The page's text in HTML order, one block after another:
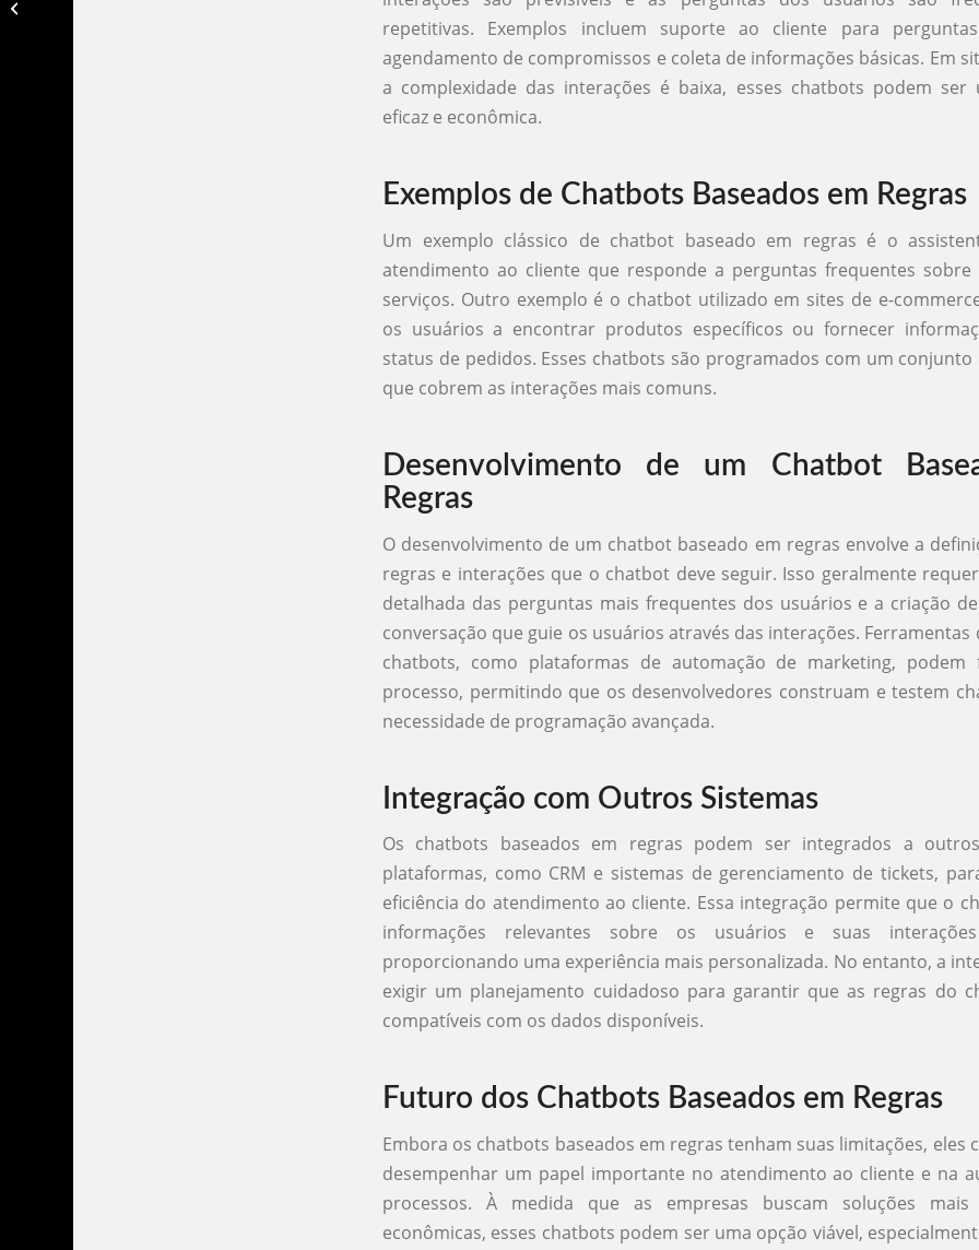
repetitivas. Exemplos incluem suporte ao cliente para
agendamento de compromissos e coleta de informações básicas. Em
a complexidade das interações é baixa, esses chatbots podem ser
eficaz e econômica.
Exemplos de Chatbots Baseados em Regras
Um exemplo clássico de chatbot baseado em regras é o
atendimento ao cliente que responde a perguntas frequentes
serviços. Outro exemplo é o chatbot utilizado em sites de e-
os usuários a encontrar produtos específicos ou fornecer
status de pedidos. Esses chatbots são programados com um conjunto
que cobrem as interações mais comuns.
Desenvolvimento de um Chatbot
Regras
O desenvolvimento de um chatbot baseado em regras envolve a
regras e interações que o chatbot deve seguir. Isso geralmente
detalhada das perguntas mais frequentes dos usuários e a criação
conversação que guie os usuários através das interações. Ferramentas
chatbots, como plataformas de automação de marketing, podem
processo, permitindo que os desenvolvedores construam e testem
necessidade de programação avançada.
Integração com Outros Sistemas
Os chatbots baseados em regras podem ser integrados a
plataformas, como CRM e sistemas de gerenciamento de tickets,
eficiência do atendimento ao cliente. Essa integração permite que o
informações relevantes sobre os usuários e suas
proporcionando uma experiência mais personalizada. No entanto, a
exigir um planejamento cuidadoso para garantir que as regras do
compatíveis com os dados disponíveis.
Futuro dos Chatbots Baseados em Regras
Embora os chatbots baseados em regras tenham suas limitações, eles
desempenhar um papel importante no atendimento ao cliente e na
processos. À medida que as empresas buscam soluções mais
econômicas, esses chatbots podem ser uma opção viável,